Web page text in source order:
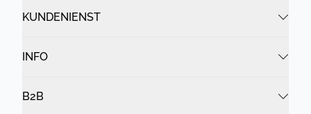
KUNDENIENST
INFO
B2B